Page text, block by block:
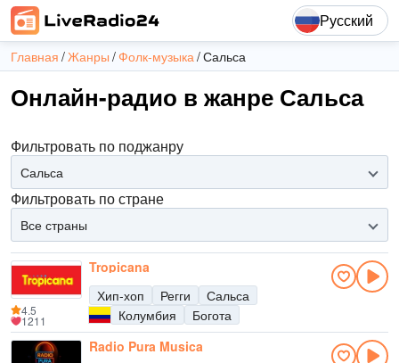
Русский
Главная Жанры Фолк-музыка Сальса
Онлайн-радио в жанре Сальса
Фильтровать по поджанру
Сальса
Фильтровать по стране
Все страны
Tropicana
Хип-хоп
Регги
Сальса
Колумбия
Богота
4.5
1211
Radio Pura Musica